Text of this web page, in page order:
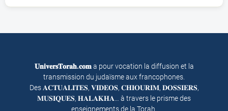
𝐔𝐧𝐢𝐯𝐞𝐫𝐬𝐓𝐨𝐫𝐚𝐡.𝐜𝐨𝐦a pour vocation la diffusion et la
transmission du judaïsme aux francophones.
Des 𝐀𝐂𝐓𝐔𝐀𝐋𝐈𝐓𝐄𝐒, 𝐕𝐈𝐃𝐄𝐎𝐒, 𝐂𝐇𝐈𝐎𝐔𝐑𝐈𝐌, 𝐃𝐎𝐒𝐒𝐈𝐄𝐑𝐒,
𝐌𝐔𝐒𝐈𝐐𝐔𝐄𝐒, 𝐇𝐀𝐋𝐀𝐊𝐇𝐀… à travers le prisme des
enseignements de la Torah.